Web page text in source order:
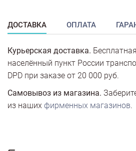
ДОСТАВКА ОПЛАТА
Курьерская доставка.
населённый пункт России
DPD при заказе от 20 000 руб.
Самовывоз из магазина.
из наших фирменных магазинов.